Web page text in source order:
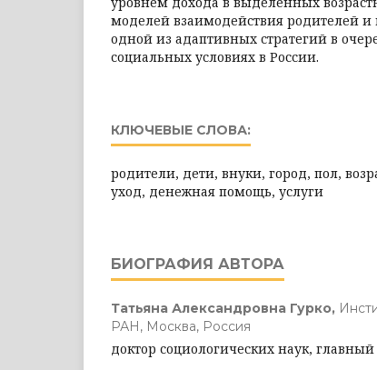
моделей взаимодействия родителей и
одной из адаптивных стратегий в
социальных условиях в России.
КЛЮЧЕВЫЕ СЛОВА:
родители, дети, внуки, город, пол,
уход, денежная помощь, услуги
БИОГРАФИЯ АВТОРА
Татьяна Александровна Гурко,
РАН, Москва, Россия
доктор социологических наук,